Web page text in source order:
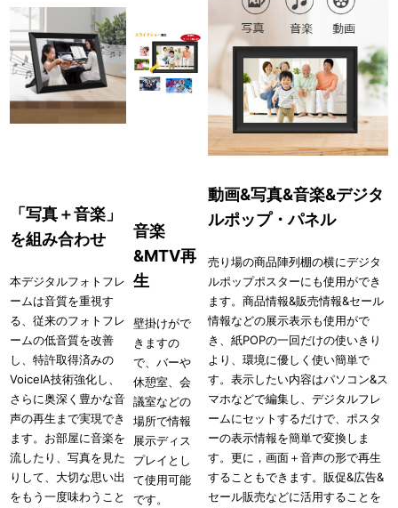
「写真＋音楽」
を組み合わせ
本デジタルフォトフレ
ームは音質を重視す
る、従来のフォトフレ
ームの低音質を改善
し、特許取得済みの
VoiceIA技術強化し、
さらに奥深く豊かな音
声の再生まで実現でき
ます。お部屋に音楽を
流したり、写真を見た
りして、大切な思い出
をもう一度味わうこと
音楽
&MTV再
生
壁掛けがで
きますの
で、バーや
休憩室、会
議室などの
場所で情報
展示ディス
プレイとし
て使用可能
です。
動画&写真&音楽&デジタ
ルポップ・パネル
売り場の商品陣列棚の横にデジタ
ルポップポスターにも使用ができ
ます。商品情報&販売情報&セール
情報などの展示表示も使用がで
き、紙POPの一回だけの使いきり
より、環境に優しく使い簡単で
す。表示したい内容はパソコン&ス
マホなどで編集し、デジタルフレ
ームにセットするだけで、ポスタ
ーの表示情報を簡単で変換しま
す。更に，画面＋音声の形で再生
することもできます。販促&広告&
セール販売などに活用することを